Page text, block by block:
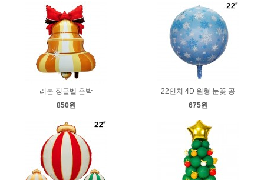
리본 징글벨 은박
850원
22인치 4D 원형 눈꽃 공
675원